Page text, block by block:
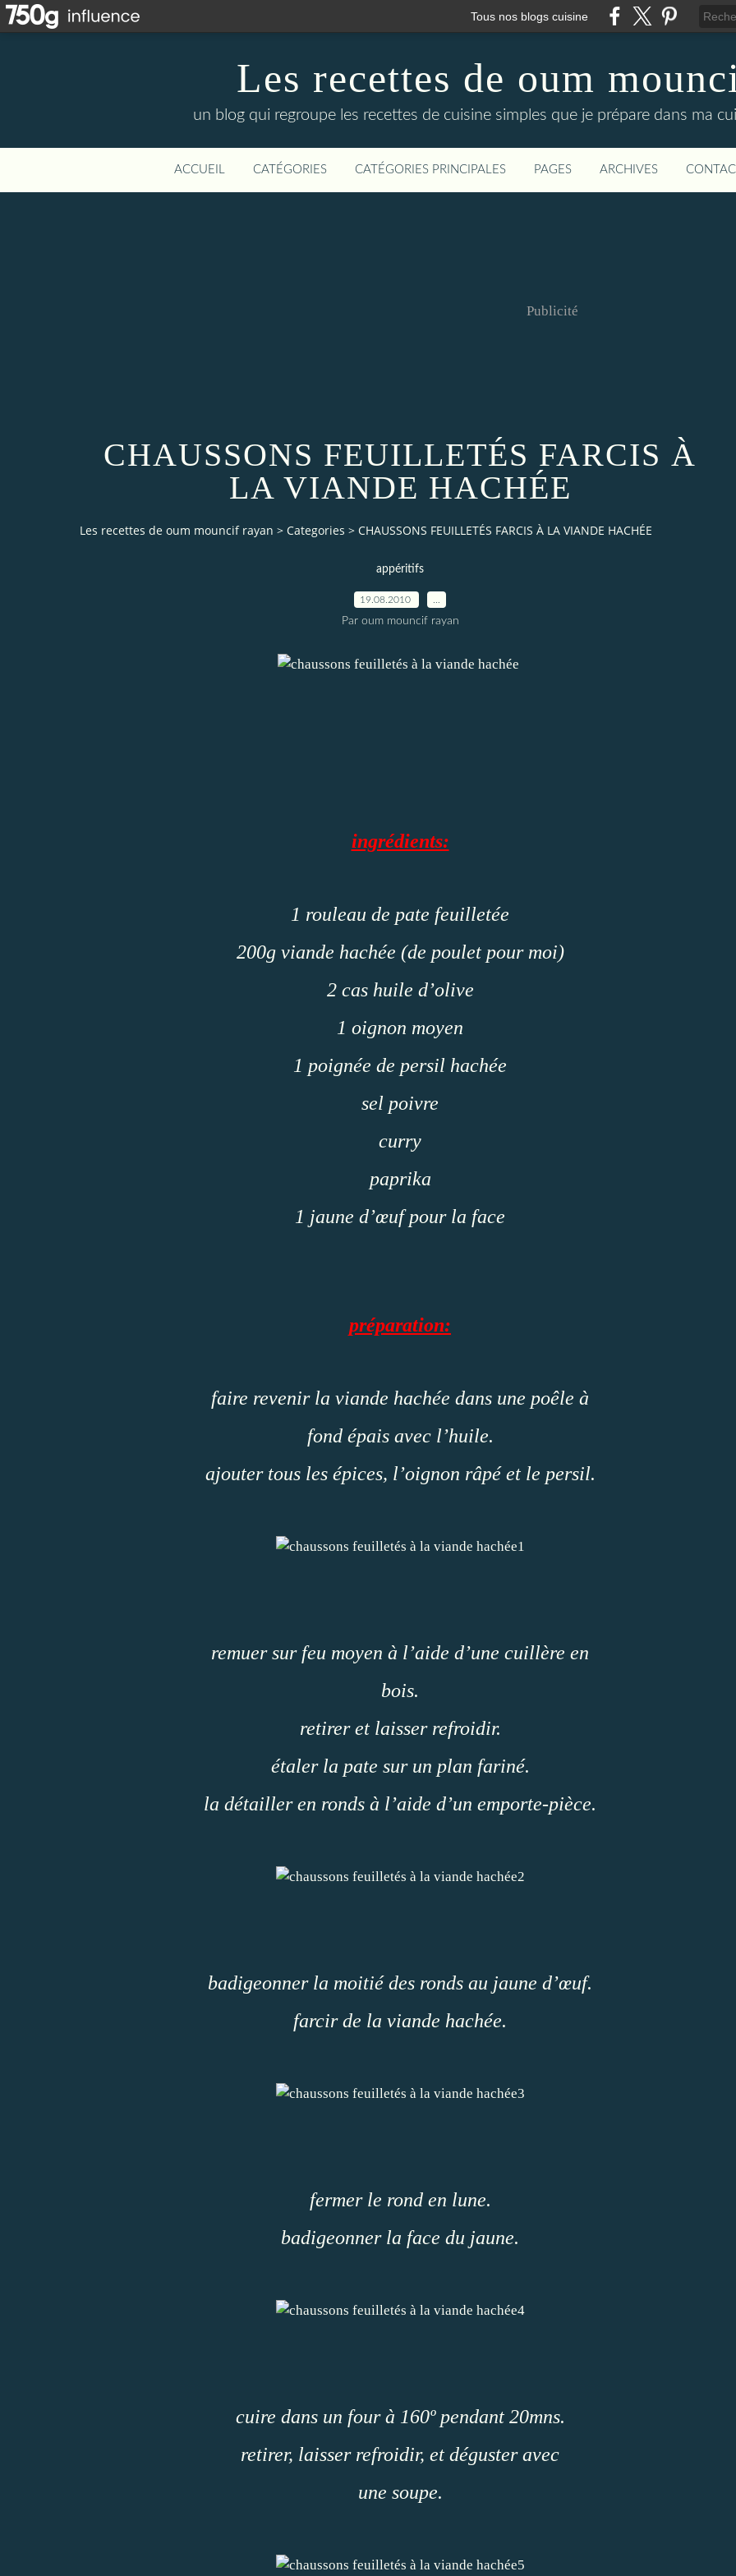
Tous nos blogs cuisine
Les recettes de oum
un blog qui regroupe les recettes de cuisine simples que je prépare dans ma
ACCUEIL CATÉGORIES CATÉGORIES PRINCIPALES PAGES ARCHIVES
Publicité
CHAUSSONS FEUILLETÉS FARCIS À
LA VIANDE HACHÉE
Les recettes de oum mouncif rayan > Categories > CHAUSSONS FEUILLETÉS FARCIS À LA VIANDE HACHÉE
appéritifs
19.08.2010
Par oum mouncif rayan
ingrédients:
1 rouleau de pate feuilletée
200g viande hachée (de poulet pour moi)
2 cas huile d’olive
1 oignon moyen
1 poignée de persil hachée
sel poivre
curry
paprika
1 jaune d’œuf pour la face
préparation:
faire revenir la viande hachée dans une poêle à
fond épais avec l’huile.
ajouter tous les épices, l’oignon râpé et le persil.
remuer sur feu moyen à l’aide d’une cuillère en
bois.
retirer et laisser refroidir.
étaler la pate sur un plan fariné.
la détailler en ronds à l’aide d’un emporte-pièce.
badigeonner la moitié des ronds au jaune d’œuf.
farcir de la viande hachée.
fermer le rond en lune.
badigeonner la face du jaune.
cuire dans un four à 160º pendant 20mns.
retirer, laisser refroidir, et déguster avec
une soupe.